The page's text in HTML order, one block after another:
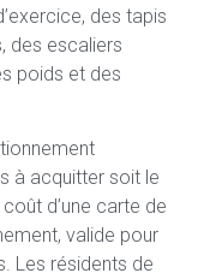
des tapis
des escaliers
poids et des
à acquitter soit le
d’une carte de
valide pour
Les résidents de